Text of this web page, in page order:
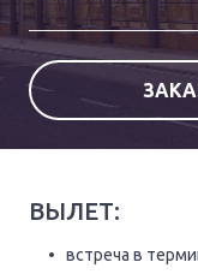
ВЫЛЕТ:
встреча в